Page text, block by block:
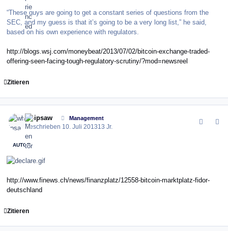
“These guys are going to get a constant series of questions from the
SEC, and my guess is that it’s going to be a very long list,” he said,
based on his own experience with regulators.
http://blogs.wsj.com/moneybeat/2013/07/02/bitcoin-exchange-traded-
offering-seen-facing-tough-regulatory-scrutiny/?mod=newsreel
Zitieren
whipsaw Management
Geschrieben 10. Juli 201313 Jr.
AUTOR
http://www.finews.ch/news/finanzplatz/12558-bitcoin-marktplatz-fidor-
deutschland
Zitieren